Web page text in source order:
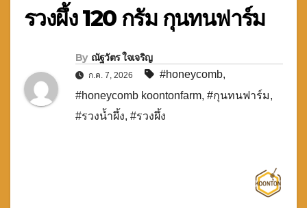
รวงผึ้ง 120 กรัม กุนทนฟาร์ม
By ณัฐวัตร ใจเจริญ
ก.ค. 7, 2026 #honeycomb,
#honeycomb koontonfarm, #กุนทนฟาร์ม,
#รวงน้ำผึ้ง, #รวงผึ้ง